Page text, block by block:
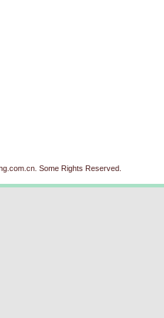
Some Rights Reserved.